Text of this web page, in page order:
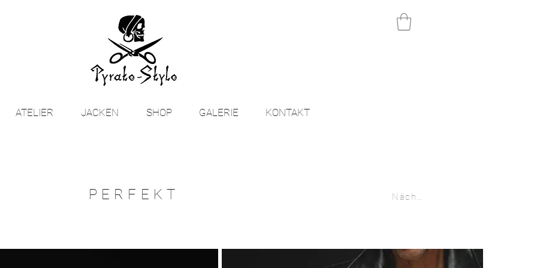
ATELIER JACKEN SHOP GALERIE KONTAKT
PERFEKT Nächste